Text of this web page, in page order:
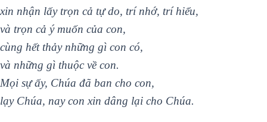
xin nhận lấy trọn cả tự do, trí nhớ, trí hiểu,
và trọn cả ý muốn của con,
cùng hết thảy những gì con có,
và những gì thuộc về con.
Mọi sự ấy, Chúa đã ban cho con,
lạy Chúa, nay con xin dâng lại cho Chúa.